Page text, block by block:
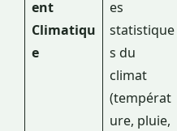
ent
Climatiqu
e
es
statistique
s du
climat
(températ
ure, pluie,